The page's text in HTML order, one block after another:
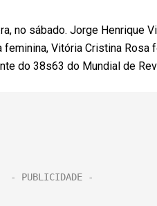
no sábado. Jorge Henrique
Vitória Cristina
do 38s63 do Mundial de